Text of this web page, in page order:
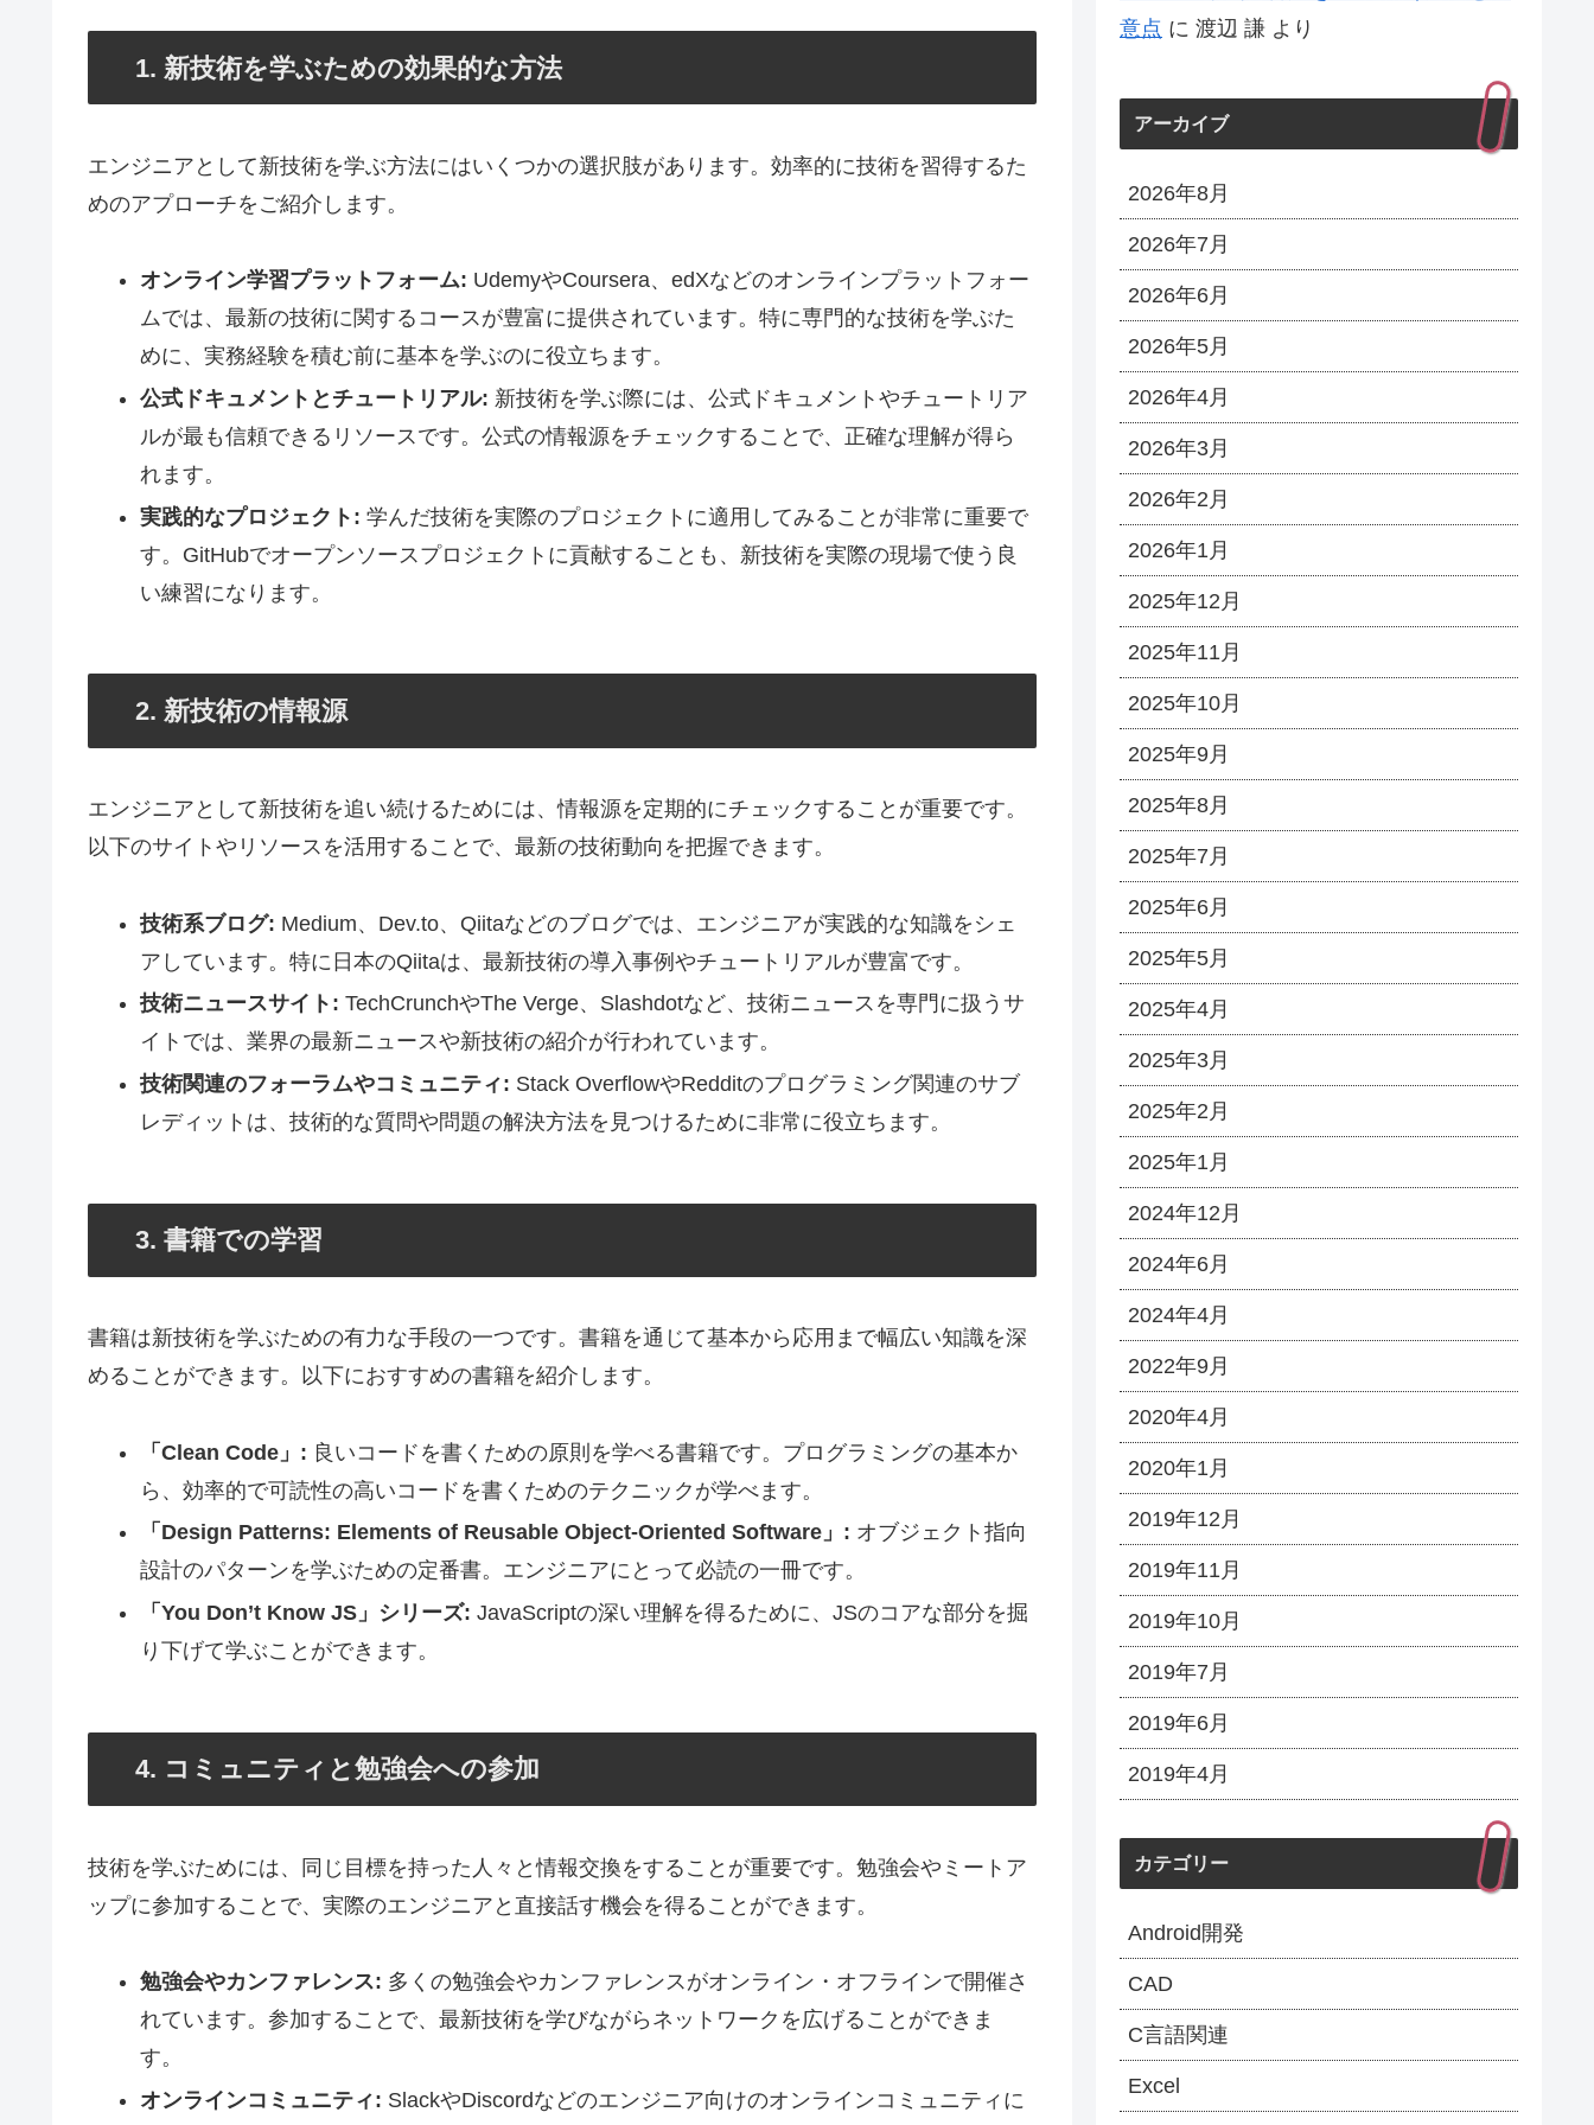
1. 新技術を学ぶための効果的な方法
エンジニアとして新技術を学ぶ方法にはいくつかの選択肢があります。効率的に技術を習得するた
めのアプローチをご紹介します。
オンライン学習プラットフォーム: UdemyやCoursera、edXなどのオンラインプラットフォー
ムでは、最新の技術に関するコースが豊富に提供されています。特に専門的な技術を学ぶた
めに、実務経験を積む前に基本を学ぶのに役立ちます。
公式ドキュメントとチュートリアル: 新技術を学ぶ際には、公式ドキュメントやチュートリア
ルが最も信頼できるリソースです。公式の情報源をチェックすることで、正確な理解が得ら
れます。
実践的なプロジェクト: 学んだ技術を実際のプロジェクトに適用してみることが非常に重要で
す。GitHubでオープンソースプロジェクトに貢献することも、新技術を実際の現場で使う良
い練習になります。
2. 新技術の情報源
エンジニアとして新技術を追い続けるためには、情報源を定期的にチェックすることが重要です。
以下のサイトやリソースを活用することで、最新の技術動向を把握できます。
技術系ブログ: Medium、Dev.to、Qiitaなどのブログでは、エンジニアが実践的な知識をシェ
アしています。特に日本のQiitaは、最新技術の導入事例やチュートリアルが豊富です。
技術ニュースサイト: TechCrunchやThe Verge、Slashdotなど、技術ニュースを専門に扱うサ
イトでは、業界の最新ニュースや新技術の紹介が行われています。
技術関連のフォーラムやコミュニティ: Stack OverflowやRedditのプログラミング関連のサブ
レディットは、技術的な質問や問題の解決方法を見つけるために非常に役立ちます。
3. 書籍での学習
書籍は新技術を学ぶための有力な手段の一つです。書籍を通じて基本から応用まで幅広い知識を深
めることができます。以下におすすめの書籍を紹介します。
「Clean Code」: 良いコードを書くための原則を学べる書籍です。プログラミングの基本か
ら、効率的で可読性の高いコードを書くためのテクニックが学べます。
「Design Patterns: Elements of Reusable Object-Oriented Software」: オブジェクト指向
設計のパターンを学ぶための定番書。エンジニアにとって必読の一冊です。
「You Don’t Know JS」シリーズ: JavaScriptの深い理解を得るために、JSのコアな部分を掘
り下げて学ぶことができます。
4. コミュニティと勉強会への参加
技術を学ぶためには、同じ目標を持った人々と情報交換をすることが重要です。勉強会やミートア
ップに参加することで、実際のエンジニアと直接話す機会を得ることができます。
勉強会やカンファレンス: 多くの勉強会やカンファレンスがオンライン・オフラインで開催さ
れています。参加することで、最新技術を学びながらネットワークを広げることができま
す。
オンラインコミュニティ: SlackやDiscordなどのエンジニア向けのオンラインコミュニティに
意点 に 渡辺 謙 より
アーカイブ
2026年8月
2026年7月
2026年6月
2026年5月
2026年4月
2026年3月
2026年2月
2026年1月
2025年12月
2025年11月
2025年10月
2025年9月
2025年8月
2025年7月
2025年6月
2025年5月
2025年4月
2025年3月
2025年2月
2025年1月
2024年12月
2024年6月
2024年4月
2022年9月
2020年4月
2020年1月
2019年12月
2019年11月
2019年10月
2019年7月
2019年6月
2019年4月
カテゴリー
Android開発
CAD
C言語関連
Excel